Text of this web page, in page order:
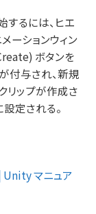
するには、ヒエ
ーションウィン
ボタンを
付与され、新規
リップが作成さ
定される。
Unity マニュア